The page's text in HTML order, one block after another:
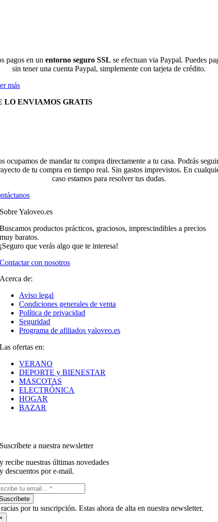
pagos en un entorno seguro SSL se efectuan via Paypal. Puedes
sin tener una cuenta Paypal, simplemente con tarjeta de crédito.
más
LO ENVIAMOS GRATIS
ocupamos de mandar tu compra directamente a tu casa. Podrás
de tu compra en tiempo real. Sin gastos imprevistos. En
caso estamos para resolver tus dudas.
Sobre Yaloveo.es
Buscamos productos prácticos, graciosos, imprescindibles a precios
muy baratos.
¡Seguro que verás algo que te interesa!
Contactar con nosotros
Acerca de:
Aviso legal
Condiciones generales de venta
Política de privacidad
Seguridad
Programa de afiliados yaloveo.es
Las ofertas en:
VERANO
DEPORTE y BIENESTAR
MASCOTAS
ELECTRÓNICA
HOGAR
BAZAR
Suscríbete a nuestra newsletter
y recibe nuestras últimas novedades
y descuentos por e-mail.
por tu suscripción. Estas ahora de alta en nuestra newsletter.